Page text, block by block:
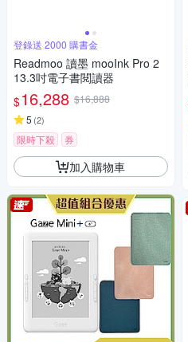
登錄送 2000 購書金
Readmoo 讀墨 mooInk Pro 2
13.3吋電子書閱讀器
$16,288 $16,888
5 (2)
限時下殺 券
加入購物車